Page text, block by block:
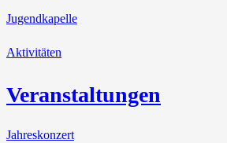
Jugendkapelle
Aktivitäten
Veranstaltungen
Jahreskonzert